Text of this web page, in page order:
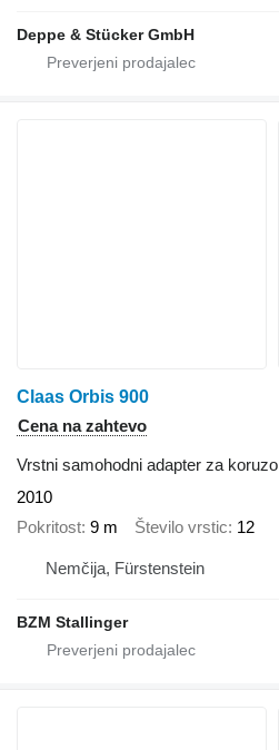
Deppe & Stücker GmbH
Claas Orbis 900
Cena na zahtevo
Vrstni samohodni adapter za koruzo
2010
Pokritost 9 m Število vrstic 12
Nemčija, Fürstenstein
BZM Stallinger